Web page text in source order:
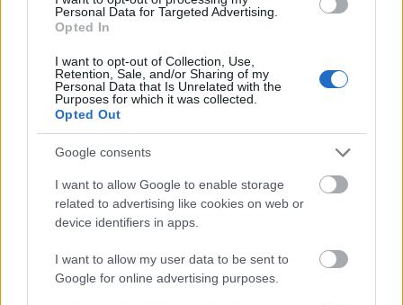
Personal Data for Targeted Advertising.
Opted In
I want to opt-out of Collection, Use,
Retention, Sale, and/or Sharing of my
Personal Data that Is Unrelated with the
Purposes for which it was collected.
Opted Out
Google consents
I want to allow Google to enable storage
related to advertising like cookies on web or
device identifiers in apps.
I want to allow my user data to be sent to
Google for online advertising purposes.